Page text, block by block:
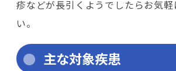
疹などが長引くようでしたらお気
い。
主な対象疾患